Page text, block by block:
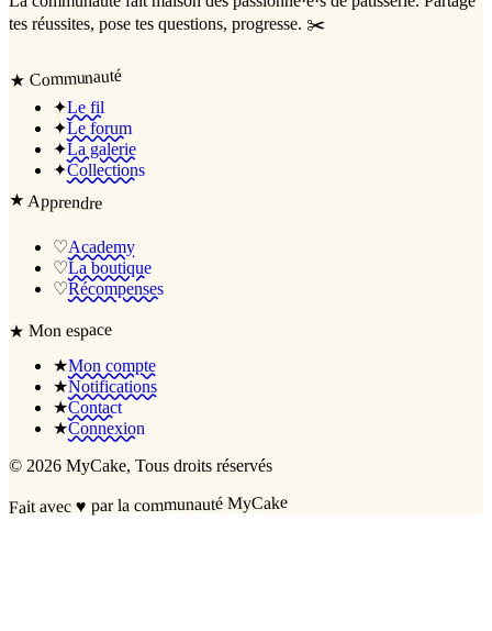
tes réussites, pose tes questions, progresse. ✂️
★ Communauté
✦Le fil
✦Le forum
✦La galerie
✦Collections
★Apprendre
♡Academy
♡La boutique
♡Récompenses
★Mon espace
★Mon compte
★Notifications
★Contact
★Connexion
© 2026 MyCake, Tous droits réservés
Fait avec♥ par la communauté MyCake